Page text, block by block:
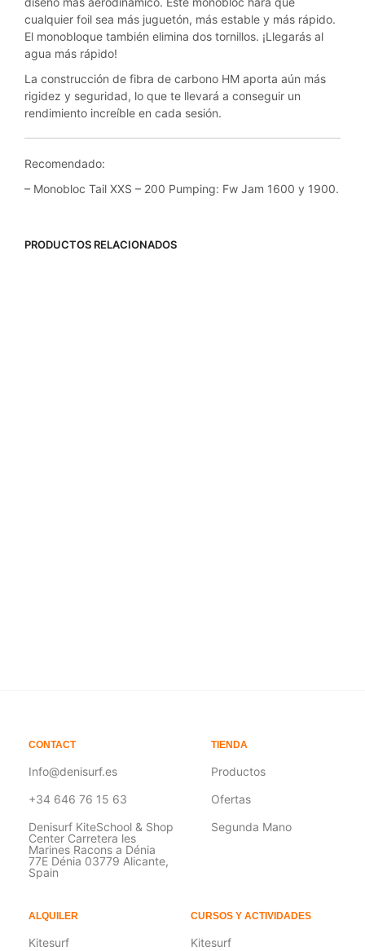
cualquier foil sea más juguetón, más estable y más rápido.
El monobloque también elimina dos tornillos. ¡Llegarás al
agua más rápido!
La construcción de fibra de carbono HM aporta aún más
rigidez y seguridad, lo que te llevará a conseguir un
rendimiento increíble en cada sesión.
Recomendado:
– Monobloc Tail XXS – 200 Pumping: Fw Jam 1600 y 1900.
PRODUCTOS RELACIONADOS
CONTACT
Info@denisurf.es
+34 646 76 15 63
Denisurf KiteSchool & Shop
Center Carretera les
Marines Racons a Dénia
77E Dénia 03779 Alicante,
Spain
TIENDA
Productos
Ofertas
Segunda Mano
ALQUILER
Kitesurf
CURSOS Y ACTIVIDADES
Kitesurf